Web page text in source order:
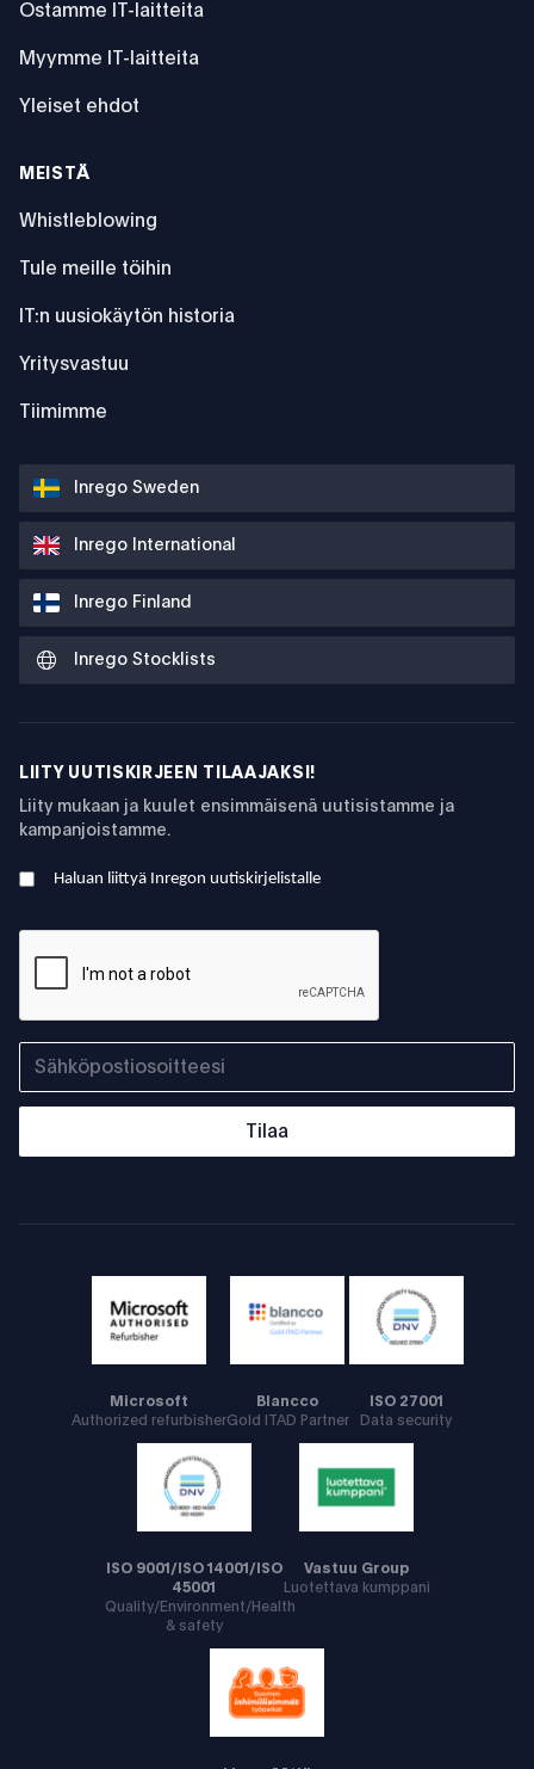
Ostamme IT-laitteita
Myymme IT-laitteita
Yleiset ehdot
MEISTÄ
Whistleblowing
Tule meille töihin
IT:n uusiokäytön historia
Yritysvastuu
Tiimimme
Inrego Sweden
Inrego International
Inrego Finland
Inrego Stocklists
LIITY UUTISKIRJEEN TILAAJAKSI!
Liity mukaan ja kuulet ensimmäisenä uutisistamme ja
kampanjoistamme.
Haluan liittyä Inregon uutiskirjelistalle
Tilaa
Microsoft
Authorized refurbisher
Blancco
Gold ITAD Partner
ISO 27001
Data security
ISO 9001/ISO 14001/ISO
45001
Quality/Environment/Health
& safety
Vastuu Group
Luotettava kumppani